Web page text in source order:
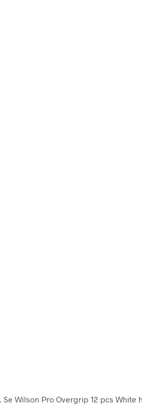
. Se Wilson Pro Overgrip 12 pcs White